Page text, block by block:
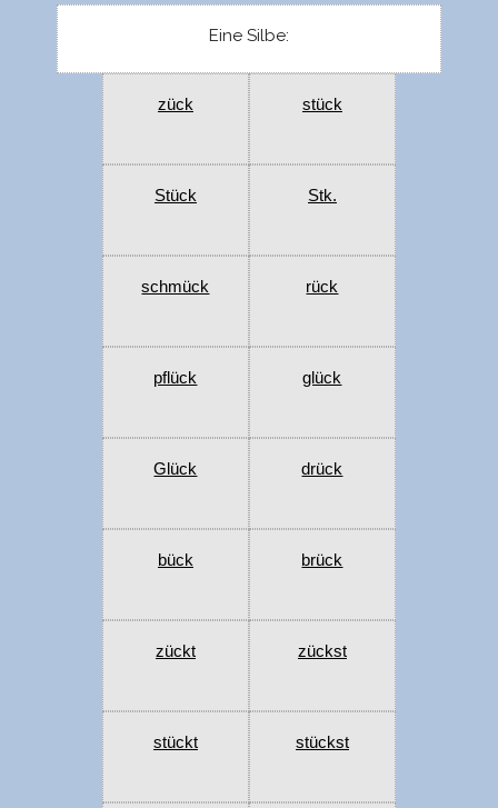
Eine Silbe:
zück stück
Stück Stk.
schmück rück
pflück glück
Glück drück
bück brück
zückt zückst
stückt stückst